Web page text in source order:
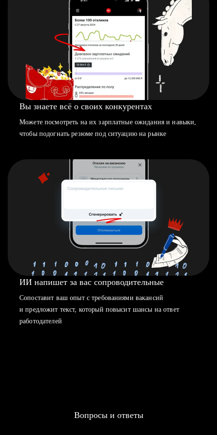
Вы знаете всё о своих конкурентах
Можете посмотреть на их зарплатные ожидания и навыки,
чтобы подогнать резюме под ситуацию на рынке
ИИ напишет за вас сопроводительные
Сопоставит ваш опыт с требованиями вакансий
и предложит текст, который повысит шансы на ответ
работодателей
Вопросы и ответы